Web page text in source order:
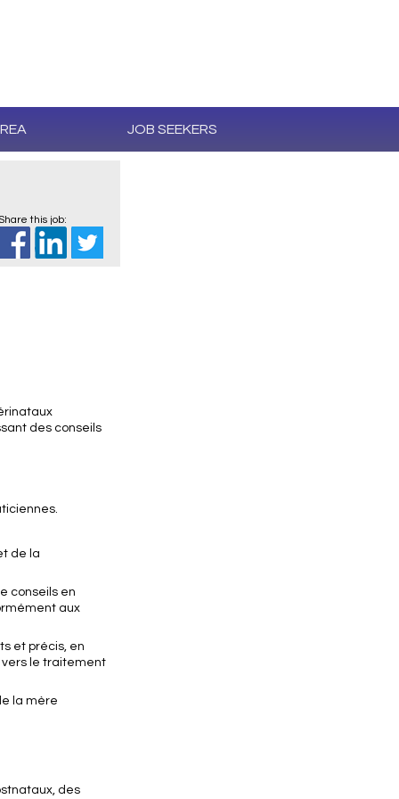
JOB SEEKERS
Share this job:
des conseils
de la
conseils en
aux
et précis, en
vers le traitement
la mère
des